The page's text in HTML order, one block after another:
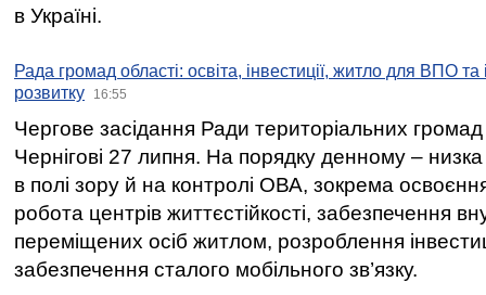
в Україні.
Рада громад області: освіта, інвестиції, житло для ВПО
розвитку
16:55
Чергове засідання Ради територіальних громад
Чернігові 27 липня. На порядку денному –
в полі зору й на контролі ОВА, зокрема освоєння
робота центрів життєстійкості, забезпечення
переміщених осіб житлом, розроблення
забезпечення сталого мобільного зв’язку.